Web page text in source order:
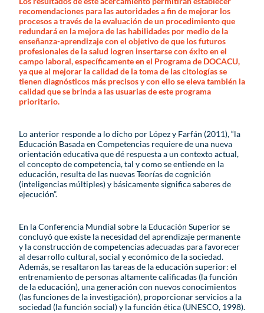
recomendaciones para las autoridades a fin de mejorar los
procesos a través de la evaluación de un procedimiento que
redundará en la mejora de las habilidades por medio de la
enseñanza-aprendizaje con el objetivo de que los futuros
profesionales de la salud logren insertarse con éxito en el
campo laboral, específicamente en el Programa de DOCACU,
ya que al mejorar la calidad de la toma de las citologías se
tienen diagnósticos más precisos y con ello se eleva también la
calidad que se brinda a las usuarias de este programa
prioritario.
Lo anterior responde a lo dicho por López y Farfán (2011), “la
Educación Basada en Competencias requiere de una nueva
orientación educativa que dé respuesta a un contexto actual,
el concepto de competencia, tal y como se entiende en la
educación, resulta de las nuevas Teorías de cognición
(inteligencias múltiples) y básicamente significa saberes de
ejecución”.
En la Conferencia Mundial sobre la Educación Superior se
concluyó que existe la necesidad del aprendizaje permanente
y la construcción de competencias adecuadas para favorecer
al desarrollo cultural, social y económico de la sociedad.
Además, se resaltaron las tareas de la educación superior: el
entrenamiento de personas altamente calificadas (la función
de la educación), una generación con nuevos conocimientos
(las funciones de la investigación), proporcionar servicios a la
sociedad (la función social) y la función ética (UNESCO, 1998).